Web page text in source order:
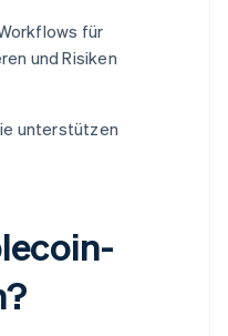
für
und Risiken
unterstützen